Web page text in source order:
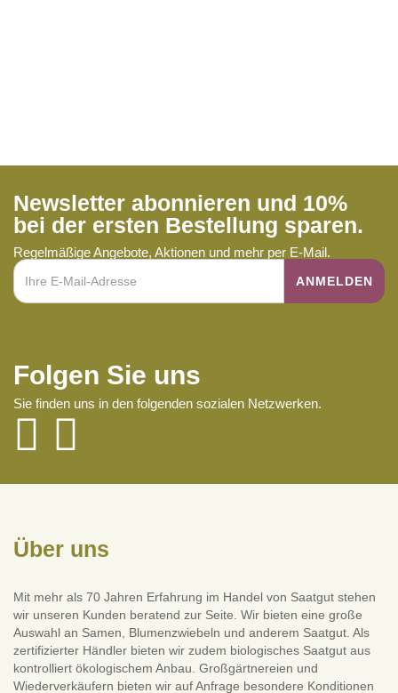
Newsletter abonnieren und 10%
bei der ersten Bestellung sparen.
Regelmäßige Angebote, Aktionen und mehr per E-Mail.
Folgen Sie uns
Sie finden uns in den folgenden sozialen Netzwerken.
Über uns
Mit mehr als 70 Jahren Erfahrung im Handel von Saatgut stehen
wir unseren Kunden beratend zur Seite. Wir bieten eine große
Auswahl an Samen, Blumenzwiebeln und anderem Saatgut. Als
zertifizierter Händler bieten wir zudem biologisches Saatgut aus
kontrolliert ökologischem Anbau. Großgärtnereien und
Wiederverkäufern bieten wir auf Anfrage besondere Konditionen